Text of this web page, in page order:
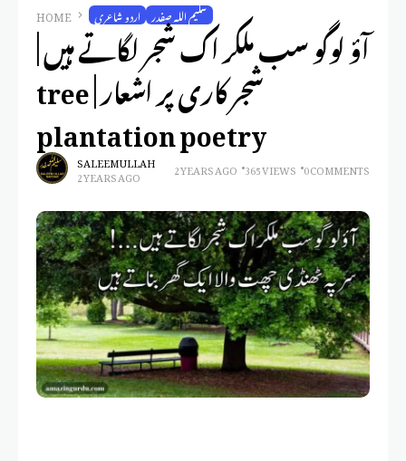
HOME اردو شاعری سلیم اللہ صفدر
آؤ لوگو سب ملکر اک شجر لگاتے ہیں |
شجر کاری پر اشعار | tree
plantation poetry
SALEEM ULLAH
2 YEARS AGO 2 YEARS AGO 365 VIEWS 0 COMMENTS